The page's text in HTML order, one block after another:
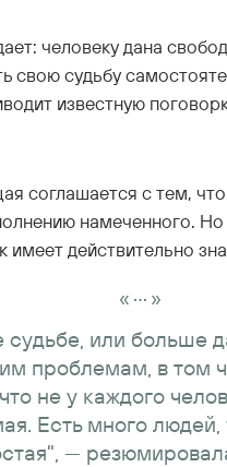
человеку дана
свою судьбу
известную
соглашается с тем,
намеченного.
имеет действительно
« ... »
или больше
проблемам, в том
не у каждого
Есть много
—